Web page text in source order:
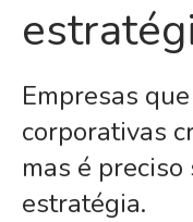
Empresas
corporativas
mas é
estratégia.